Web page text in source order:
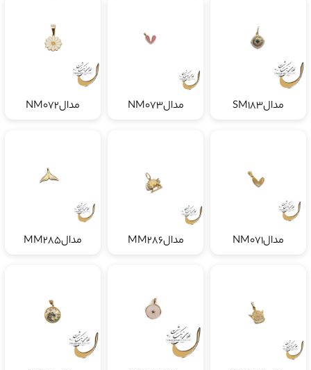
مدالSM183 مدالNM073 مدالNM072
مدالNM071 مدالMM286 مدالMM285
مدالMM284 مدالSM182 مدالSM181